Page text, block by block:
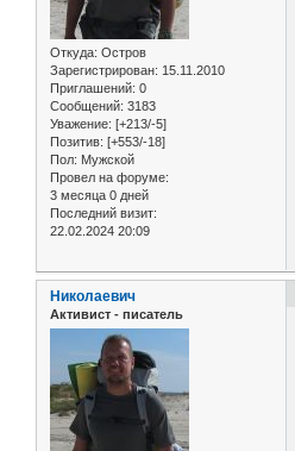
Откуда: Остров
Зарегистрирован: 15.11.2010
Приглашений: 0
Сообщений: 3183
Уважение: [+213/-5]
Позитив: [+553/-18]
Пол: Мужской
Провел на форуме:
3 месяца 0 дней
Последний визит:
22.02.2024 20:09
Николаевич
Активист - писатель